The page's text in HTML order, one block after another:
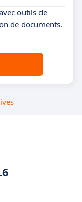
outils de
de documents.